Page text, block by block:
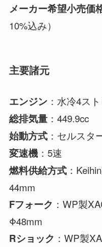
メーカー希望小売価
10%込み）
主要諸元
エンジン ：水冷4ス
総排気量：449.9cc
始動方式：セルスタ
変速機：5速
燃料供給方式：
44mm
Fフォーク ：WP製
Φ48mm
Rショック ：WP製